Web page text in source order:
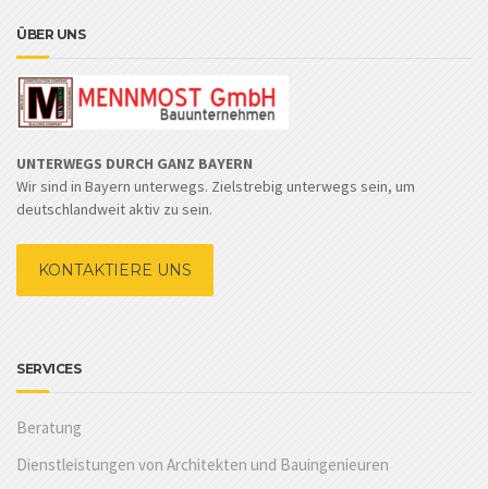
ÜBER UNS
UNTERWEGS DURCH GANZ BAYERN
Wir sind in Bayern unterwegs. Zielstrebig unterwegs sein, um
deutschlandweit aktiv zu sein.
KONTAKTIERE UNS
SERVICES
Beratung
Dienstleistungen von Architekten und Bauingenieuren